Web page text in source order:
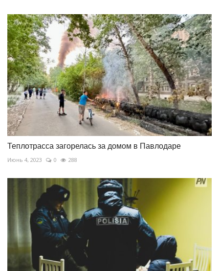
Теплотрасса загорелась за домом в Павлодаре
Июнь 4, 2023 0 288